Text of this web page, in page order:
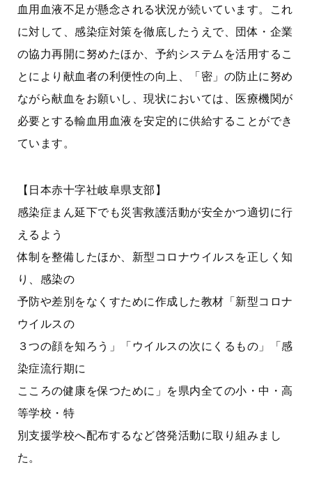
血用血液不足が懸念される状況が続いています。これ
に対して、感染症対策を徹底したうえで、団体・企業
の協力再開に努めたほか、予約システムを活用するこ
とにより献血者の利便性の向上、「密」の防止に努め
ながら献血をお願いし、現状においては、医療機関が
必要とする輸血用血液を安定的に供給することができ
ています。
【日本赤十字社岐阜県支部】
感染症まん延下でも災害救護活動が安全かつ適切に行
えるよう
体制を整備したほか、新型コロナウイルスを正しく知
り、感染の
予防や差別をなくすために作成した教材「新型コロナ
ウイルスの
３つの顔を知ろう」「ウイルスの次にくるもの」「感
染症流行期に
こころの健康を保つために」を県内全ての小・中・高
等学校・特
別支援学校へ配布するなど啓発活動に取り組みまし
た。